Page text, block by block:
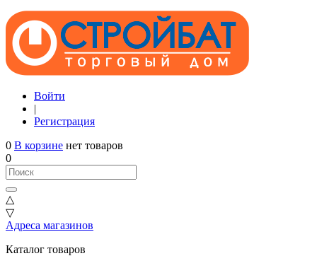
Войти
|
Регистрация
0 В корзине нет товаров
0
△
▽
Адреса магазинов
Каталог товаров